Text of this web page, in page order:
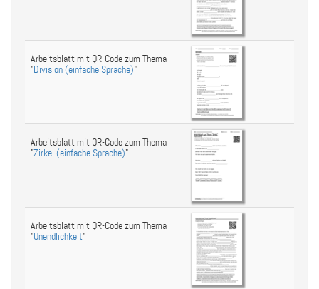
Arbeitsblatt mit QR-Code zum Thema
"Division (einfache Sprache)"
Arbeitsblatt mit QR-Code zum Thema
"Zirkel (einfache Sprache)"
Arbeitsblatt mit QR-Code zum Thema
"Unendlichkeit"